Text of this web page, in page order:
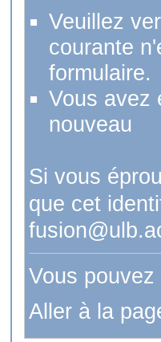
Veuillez
courante
formulaire.
Vous avez
nouveau
Si vous
que cet
Vous
Aller à la